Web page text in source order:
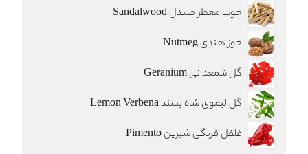
چوب معطر صندل Sandalwood
جوز هندی Nutmeg
گل شمعدانی Geranium
گل لیموی شاه پسند Lemon Verbena
فلفل فرنگی شيرين Pimento